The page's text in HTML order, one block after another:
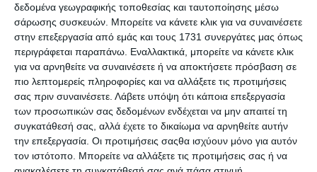
δεδομένα γεωγραφικής τοποθεσίας και ταυτοποίησης μέσω
σάρωσης συσκευών. Μπορείτε να κάνετε κλικ για να συναινέσετε
στην επεξεργασία από εμάς και τους 1731 συνεργάτες μας όπως
περιγράφεται παραπάνω. Εναλλακτικά, μπορείτε να κάνετε κλικ
για να αρνηθείτε να συναινέσετε ή να αποκτήσετε πρόσβαση σε
πιο λεπτομερείς πληροφορίες και να αλλάξετε τις προτιμήσεις
σας πριν συναινέσετε. Λάβετε υπόψη ότι κάποια επεξεργασία
των προσωπικών σας δεδομένων ενδέχεται να μην απαιτεί τη
συγκατάθεσή σας, αλλά έχετε το δικαίωμα να αρνηθείτε αυτήν
την επεξεργασία. Οι προτιμήσεις σαςθα ισχύουν μόνο για αυτόν
τον ιστότοπο. Μπορείτε να αλλάξετε τις προτιμήσεις σας ή να
ΠΛΗΡΟΦΟΡΊΕΣ
Ο ΛΟΓΑΡΙΑΣΜΌΣ ΜΟΥ